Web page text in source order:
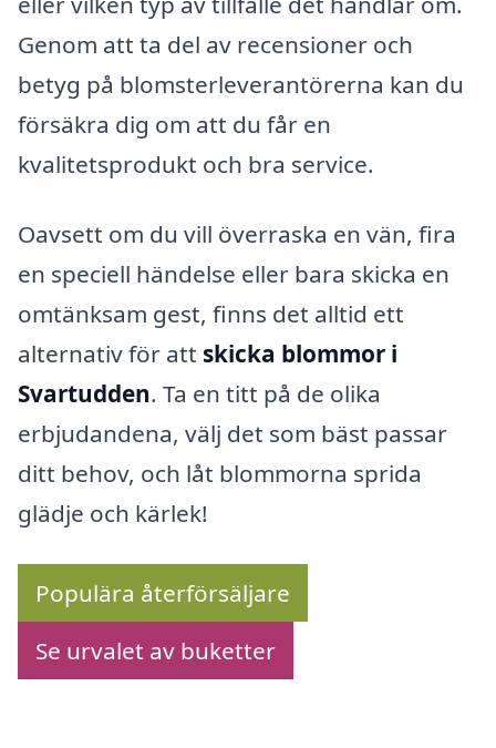
Genom att ta del av recensioner och
betyg på blomsterleverantörerna kan du
försäkra dig om att du får en
kvalitetsprodukt och bra service.
Oavsett om du vill överraska en vän, fira
en speciell händelse eller bara skicka en
omtänksam gest, finns det alltid ett
alternativ för att skicka blommor i
Svartudden. Ta en titt på de olika
erbjudandena, välj det som bäst passar
ditt behov, och låt blommorna sprida
glädje och kärlek!
Populära återförsäljare
Se urvalet av buketter